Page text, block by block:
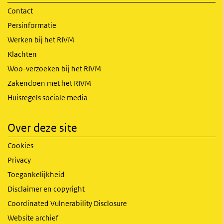
Contact
Persinformatie
Werken bij het RIVM
Klachten
Woo-verzoeken bij het RIVM
Zakendoen met het RIVM
Huisregels sociale media
Over deze site
Cookies
Privacy
Toegankelijkheid
Disclaimer en copyright
Coordinated Vulnerability Disclosure
Website archief